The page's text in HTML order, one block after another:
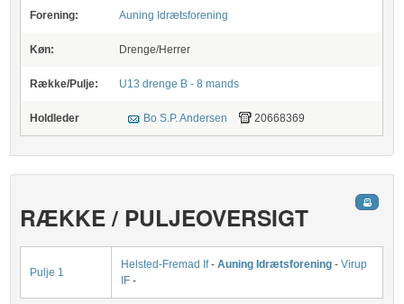
Forening: Auning Idrætsforening
Køn: Drenge/Herrer
Række/Pulje: U13 drenge B - 8 mands
Holdleder Bo S.P. Andersen 20668369
RÆKKE / PULJEOVERSIGT
Pulje 1
Helsted-Fremad If-Auning Idrætsforening -Virup
IF -